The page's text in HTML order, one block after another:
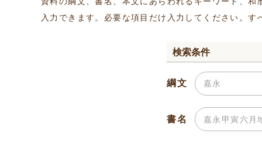
入力できます。必要な項目だけ入力してください。
検索条件
綱文
書名